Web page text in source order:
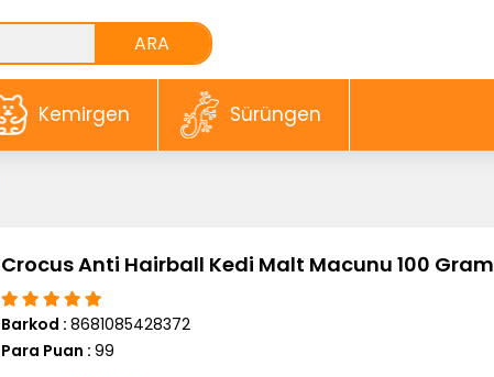
Kemirgen Sürüngen
Crocus Anti Hairball Kedi Malt Macunu 100 Gram
Barkod : 8681085428372
Para Puan : 99